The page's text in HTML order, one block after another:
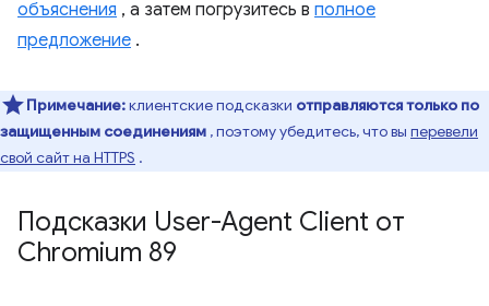
объяснения , а затем погрузитесь в полное
предложение .
Примечание:клиентские подсказки отправляются только по
защищенным соединениям , поэтому убедитесь, что вы перевели
свой сайт на HTTPS .
Подсказки User-Agent Client от
Chromium 89